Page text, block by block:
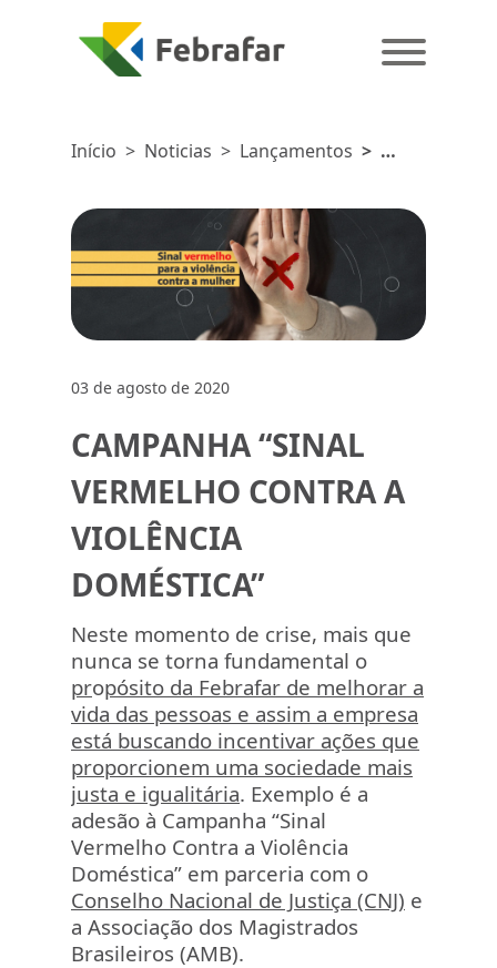
Início > Noticias > Lançamentos >
“SINAL
VERMELHO
CONTRA
A
VIOLÊNCIA
DOMÉSTICA”
03 de agosto de 2020
CAMPANHA “SINAL
VERMELHO CONTRA A
VIOLÊNCIA
DOMÉSTICA”
Neste momento de crise, mais que
nunca se torna fundamental o
propósito da Febrafar de melhorar a
vida das pessoas e assim a empresa
está buscando incentivar ações que
proporcionem uma sociedade mais
justa e igualitária. Exemplo é a
adesão à Campanha “Sinal
Vermelho Contra a Violência
Doméstica” em parceria com o
Conselho Nacional de Justiça (CNJ) e
a Associação dos Magistrados
Brasileiros (AMB).